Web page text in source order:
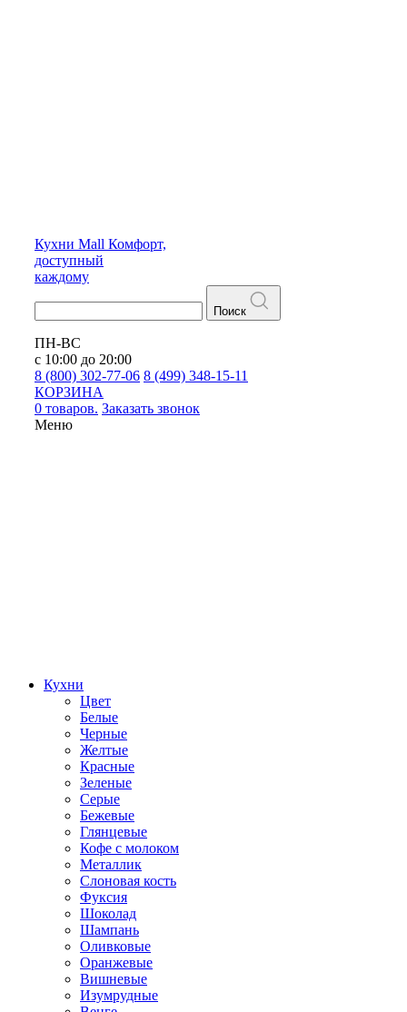
Кухни Mall Комфорт,
доступный
каждому
Поиск
ПН-ВС
с 10:00 до 20:00
8 (800) 302-77-06 8 (499) 348-15-11
КОРЗИНА
0 товаров. Заказать звонок
Меню
Кухни
Цвет
Белые
Черные
Желтые
Красные
Зеленые
Серые
Бежевые
Глянцевые
Кофе с молоком
Металлик
Слоновая кость
Фуксия
Шоколад
Шампань
Оливковые
Оранжевые
Вишневые
Изумрудные